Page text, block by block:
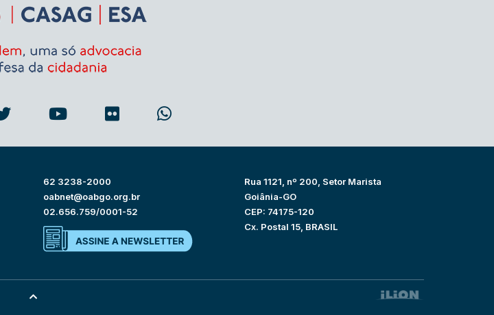
62 3238-2000
oabnet@oabgo.org.br
02.656.759/0001-52
Rua 1121, nº 200, Setor Marista
Goiânia-GO
CEP: 74175-120
Cx. Postal 15, BRASIL